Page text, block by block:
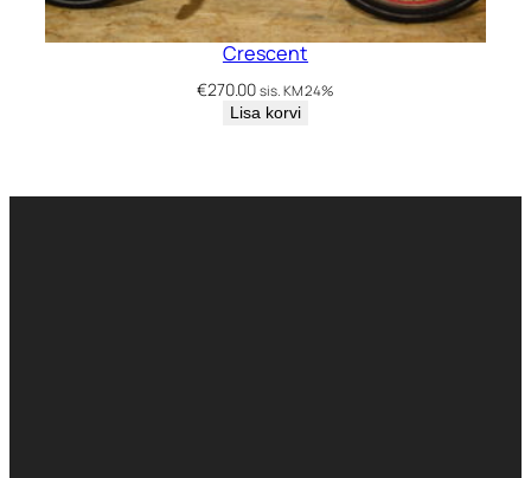
Crescent
€270.00 sis. KM 24%
Lisa korvi